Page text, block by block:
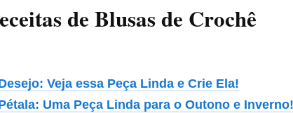
de Blusas de Crochê
Veja essa Peça Linda e Crie Ela!
Uma Peça Linda para o Outono e Inverno!